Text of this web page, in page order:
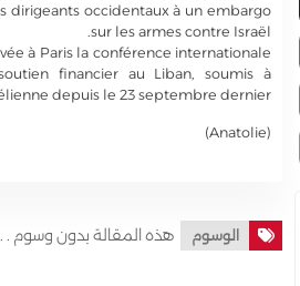
dirigeants occidentaux à un embargo
sur les armes contre Israël.
à Paris la conférence internationale
financier au Liban, soumis à
depuis le 23 septembre dernier.
(Anatolie)
الوسوم هذه المقالة بدون وسوم . .